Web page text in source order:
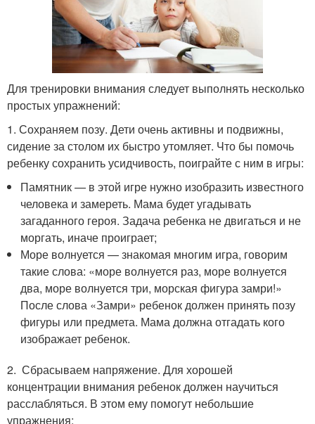
Для тренировки внимания следует выполнять несколько
простых упражнений:
1. Сохраняем позу. Дети очень активны и подвижны,
сидение за столом их быстро утомляет. Что бы помочь
ребенку сохранить усидчивость, поиграйте с ним в игры:
Памятник — в этой игре нужно изобразить известного
человека и замереть. Мама будет угадывать
загаданного героя. Задача ребенка не двигаться и не
моргать, иначе проиграет;
Море волнуется — знакомая многим игра, говорим
такие слова: «море волнуется раз, море волнуется
два, море волнуется три, морская фигура замри!»
После слова «Замри» ребенок должен принять позу
фигуры или предмета. Мама должна отгадать кого
изображает ребенок.
2. Сбрасываем напряжение. Для хорошей
концентрации внимания ребенок должен научиться
расслабляться. В этом ему помогут небольшие
упражнения: